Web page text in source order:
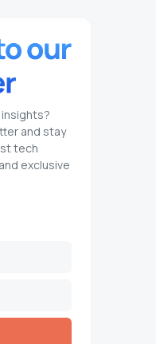
and stay
tech
exclusive